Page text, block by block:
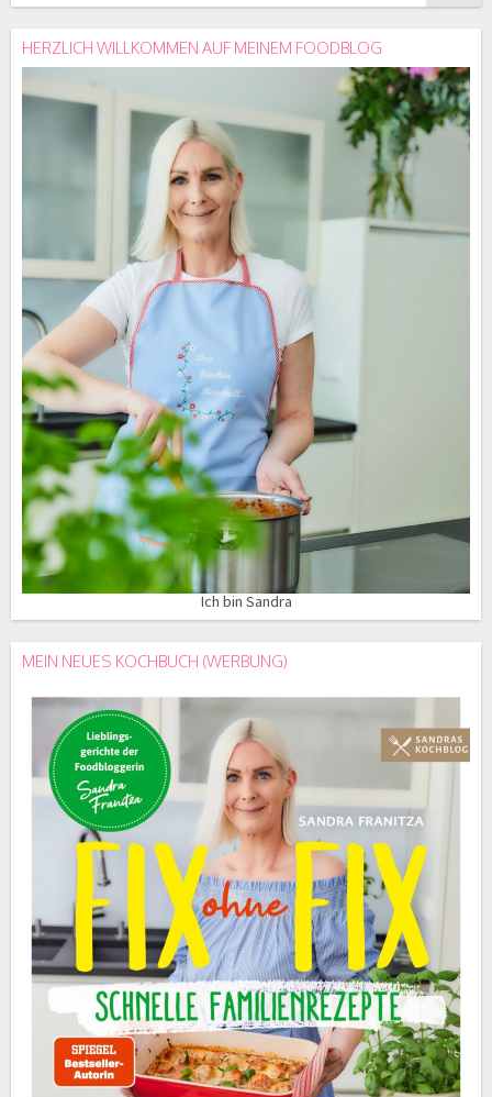
HERZLICH WILLKOMMEN AUF MEINEM FOODBLOG
Ich bin Sandra
MEIN NEUES KOCHBUCH (WERBUNG)